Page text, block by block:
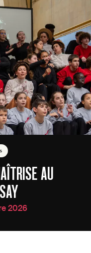
AU
2026